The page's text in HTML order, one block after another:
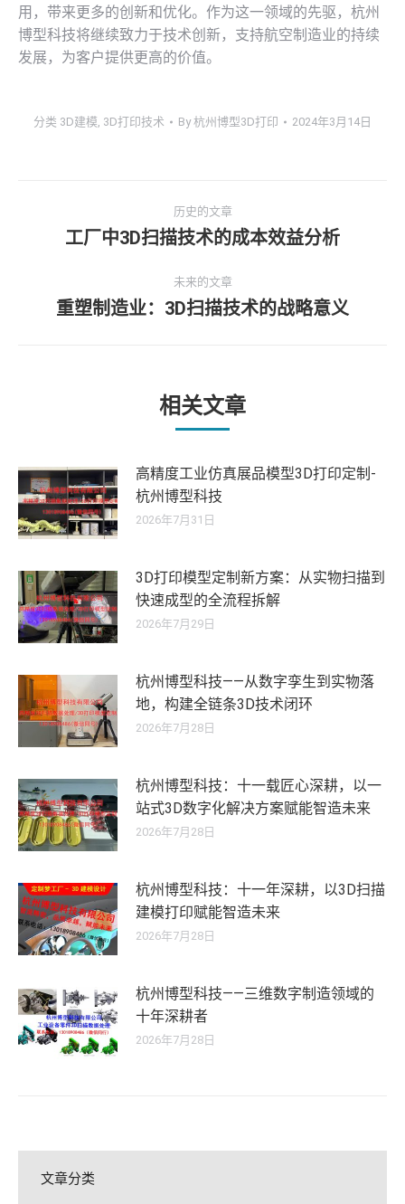
用，带来更多的创新和优化。作为这一领域的先驱，杭州
博型科技将继续致力于技术创新，支持航空制造业的持续
发展，为客户提供更高的价值。
分类 3D建模, 3D打印技术 By杭州博型3D打印 2024年3月14日
历史的文章
历
的
文
工厂中3D扫描技术的成本效益分析
未来的文章
未
章：
重塑制造业：3D扫描技术的战略意义
相关文章
高精度工业仿真展品模型3D打印定制-
杭州博型科技
2026年7月31日
3D打印模型定制新方案：从实物扫描到
快速成型的全流程拆解
2026年7月29日
杭州博型科技——从数字孪生到实物落
地，构建全链条3D技术闭环
2026年7月28日
杭州博型科技：十一载匠心深耕，以一
站式3D数字化解决方案赋能智造未来
2026年7月28日
杭州博型科技：十一年深耕，以3D扫描
建模打印赋能智造未来
2026年7月28日
杭州博型科技——三维数字制造领域的
十年深耕者
2026年7月28日
文章分类